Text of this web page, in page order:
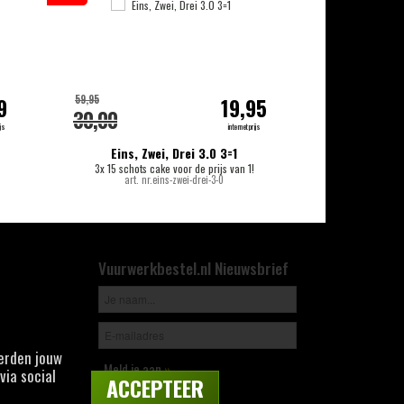
Eins, Zwei, Drei 3.0 3=1
3x 15 schots cake voor de prijs van 1!
art. nr.eins-zwei-drei-3-0
30,00
59,95 19,95
internetprijs
Vuurwerkbestel.nl Nieuwsbrief
Meld je aan»
jouw
social
ACCEPTEER